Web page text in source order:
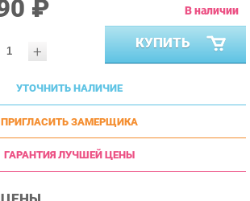
УТОЧНИТЬ НАЛИЧИЕ
ПРИГЛАСИТЬ ЗАМЕРЩИКА
ГАРАНТИЯ ЛУЧШЕЙ ЦЕНЫ